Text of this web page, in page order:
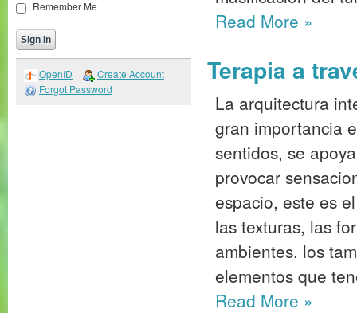
Remember Me
OpenID
Create Account
Forgot Password
Read More »
Terapia a
La arquitectura
gran importancia
sentidos, se
provocar
espacio, este es
las texturas, las
ambientes, los
elementos que
Read More »